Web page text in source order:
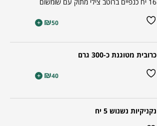
₪50
+
כרובית מטוגנת כ-300 גרם
₪40
+
נקניקיות נשנוש 5 יח